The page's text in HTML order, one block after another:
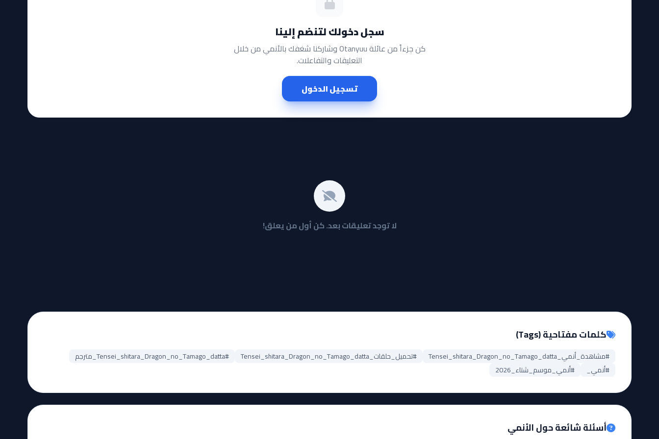
سجل دخولك لتنضم إلينا
كن جزءاً من عائلة Otanyuu وشاركنا شغفك بالأنمي من خلال
التعليقات والتفاعلات.
تسجيل الدخول
لا توجد تعليقات بعد. كن أول من يعلق!
كلمات مفتاحية (Tags)
#مشاهدة_أنمي_Tensei_shitara_Dragon_no_Tamago_datta #تحميل_حلقات_Tensei_shitara_Dragon_no_Tamago_datta
#Tensei_shitara_Dragon_no_Tamago_datta_مترجم
#أنمي_
#أنمي_موسم_شتاء_2026
أسئلة شائعة حول الأنمي